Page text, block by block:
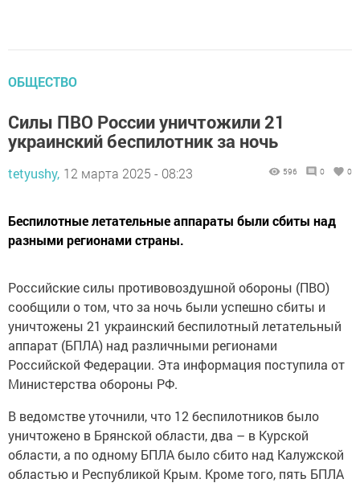
ОБЩЕСТВО
Силы ПВО России уничтожили 21
украинский беспилотник за ночь
tetyushy, 12 марта 2025 - 08:23 596 0 0
Беспилотные летательные аппараты были сбиты над
разными регионами страны.
Российские силы противовоздушной обороны (ПВО)
сообщили о том, что за ночь были успешно сбиты и
уничтожены 21 украинский беспилотный летательный
аппарат (БПЛА) над различными регионами
Российской Федерации. Эта информация поступила от
Министерства обороны РФ.
В ведомстве уточнили, что 12 беспилотников было
уничтожено в Брянской области, два – в Курской
области, а по одному БПЛА было сбито над Калужской
областью и Республикой Крым. Кроме того, пять БПЛА